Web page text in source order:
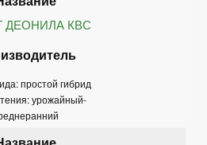
ДЕОНИЛА КВС
простой гибрид
урожайный-